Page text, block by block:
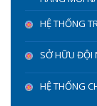
HỆ THỐNG
SỞ HỮU ĐỘI
HỆ THỐNG